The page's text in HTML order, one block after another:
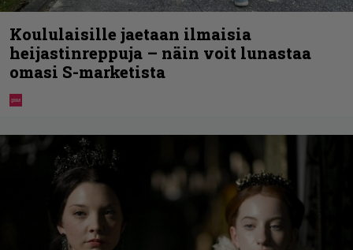
Koululaisille jaetaan ilmaisia
heijastinreppuja – näin voit lunastaa
omasi S-marketista